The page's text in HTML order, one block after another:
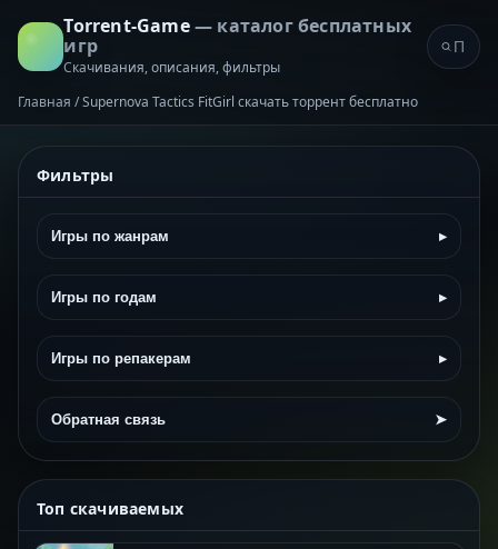
Torrent-Game— каталог бесплатных
игр
Скачивания, описания, фильтры
Главная /Supernova Tactics FitGirl скачать торрент бесплатно
Фильтры
Игры по жанрам ▸
Игры по годам ▸
Игры по репакерам ▸
Обратная связь ➤
Топ скачиваемых